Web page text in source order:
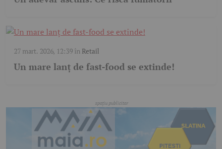
27 mart. 2026, 12:39în Retail
Un mare lanț de fast-food se extinde!